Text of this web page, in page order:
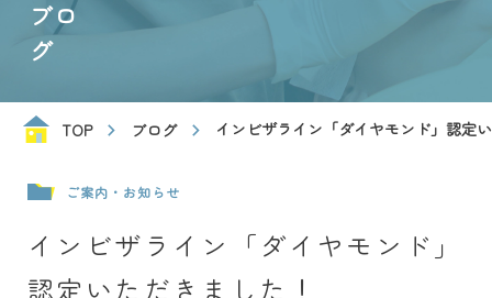
ブロ
グ
TOP ブログ インビザライン「ダイヤモンド」認定
ご案内・お知らせ
インビザライン「ダイヤモンド」
認定いただきました！